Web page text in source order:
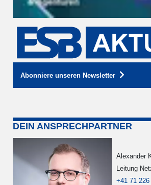
Abonniere unseren Newsletter
DEIN ANSPRECHPARTNER
Alexander
Leitung
+41 71 226